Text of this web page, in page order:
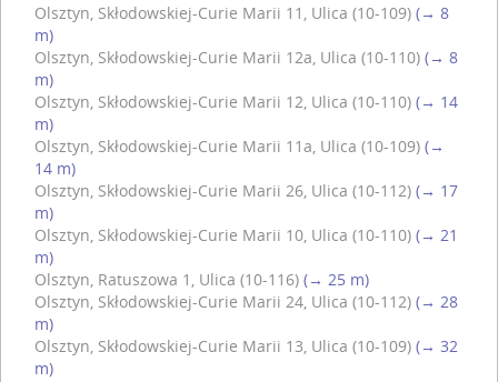
Olsztyn, Skłodowskiej-Curie Marii 11, Ulica (10-109) (→ 8
m)
Olsztyn, Skłodowskiej-Curie Marii 12a, Ulica (10-110) (→ 8
m)
Olsztyn, Skłodowskiej-Curie Marii 12, Ulica (10-110) (→ 14
m)
Olsztyn, Skłodowskiej-Curie Marii 11a, Ulica (10-109) (→
14 m)
Olsztyn, Skłodowskiej-Curie Marii 26, Ulica (10-112) (→ 17
m)
Olsztyn, Skłodowskiej-Curie Marii 10, Ulica (10-110) (→ 21
m)
Olsztyn, Ratuszowa 1, Ulica (10-116) (→ 25 m)
Olsztyn, Skłodowskiej-Curie Marii 24, Ulica (10-112) (→ 28
m)
Olsztyn, Skłodowskiej-Curie Marii 13, Ulica (10-109) (→ 32
m)